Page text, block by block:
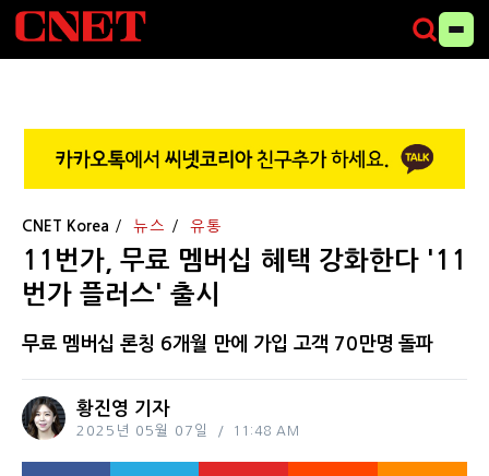
CNET Korea 뉴스 유통
11번가, 무료 멤버십 혜택 강화한다 '11
번가 플러스' 출시
무료 멤버십 론칭 6개월 만에 가입 고객 70만명 돌파
황진영 기자
2025년 05월 07일 11:48 AM